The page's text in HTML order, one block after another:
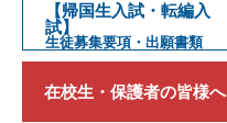
【帰国生入試・転編入
試】
生徒募集要項・出願書類
在校生・保護者の皆様へ